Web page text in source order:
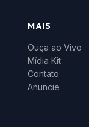
MAIS
Ouça ao Vivo
Mídia Kit
Contato
Anuncie